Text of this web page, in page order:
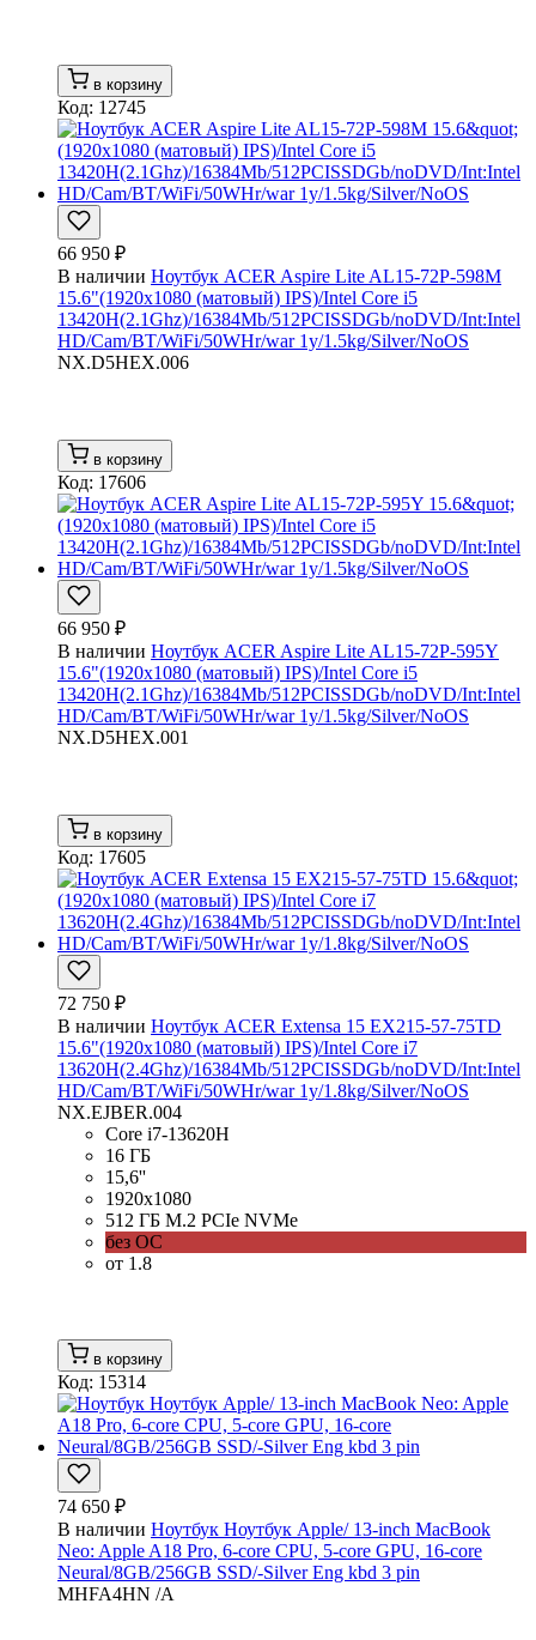
в корзину
Код: 12745
66 950 ₽
В наличии Ноутбук ACER Aspire Lite AL15-72P-598M
15.6"(1920x1080 (матовый) IPS)/Intel Core i5
13420H(2.1Ghz)/16384Mb/512PCISSDGb/noDVD/Int:Intel
HD/Cam/BT/WiFi/50WHr/war 1y/1.5kg/Silver/NoOS
NX.D5HEX.006
в корзину
Код: 17606
66 950 ₽
В наличии Ноутбук ACER Aspire Lite AL15-72P-595Y
15.6"(1920x1080 (матовый) IPS)/Intel Core i5
13420H(2.1Ghz)/16384Mb/512PCISSDGb/noDVD/Int:Intel
HD/Cam/BT/WiFi/50WHr/war 1y/1.5kg/Silver/NoOS
NX.D5HEX.001
в корзину
Код: 17605
72 750 ₽
В наличии Ноутбук ACER Extensa 15 EX215-57-75TD
15.6"(1920x1080 (матовый) IPS)/Intel Core i7
13620H(2.4Ghz)/16384Mb/512PCISSDGb/noDVD/Int:Intel
HD/Cam/BT/WiFi/50WHr/war 1y/1.8kg/Silver/NoOS
NX.EJBER.004
Core i7-13620H
16 ГБ
15,6''
1920x1080
512 ГБ M.2 PCIe NVMe
без ОС
от 1.8
в корзину
Код: 15314
74 650 ₽
В наличии Ноутбук Ноутбук Apple/ 13-inch MacBook
Neo: Apple A18 Pro, 6-core CPU, 5-core GPU, 16-core
Neural/8GB/256GB SSD/-Silver Eng kbd 3 pin
MHFA4HN /A